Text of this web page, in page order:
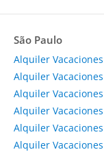
São Paulo
Alquiler
Alquiler
Alquiler
Alquiler
Alquiler
Alquiler